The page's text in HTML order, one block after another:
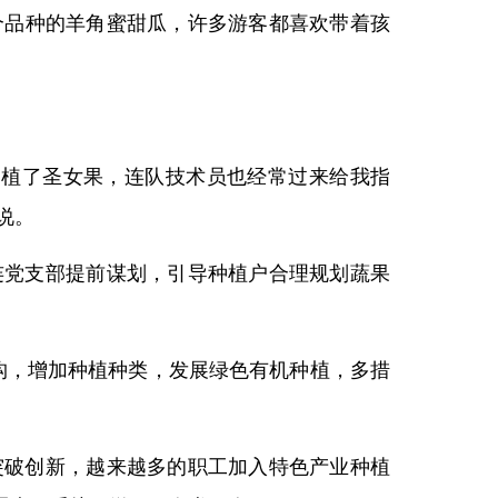
品种的羊角蜜甜瓜，许多游客都喜欢带着孩
了圣女果，连队技术员也经常过来给我指
支部提前谋划，引导种植户合理规划蔬果
增加种植种类，发展绿色有机种植，多措
创新，越来越多的职工加入特色产业种植